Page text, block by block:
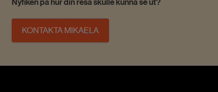
Nyfiken på hur din resa skulle kunna se ut?
KONTAKTA MIKAELA